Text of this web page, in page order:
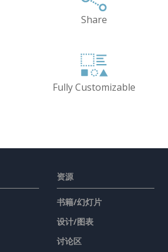
Share
Fully Customizable
资源
书籍/幻灯片
设计/图表
讨论区